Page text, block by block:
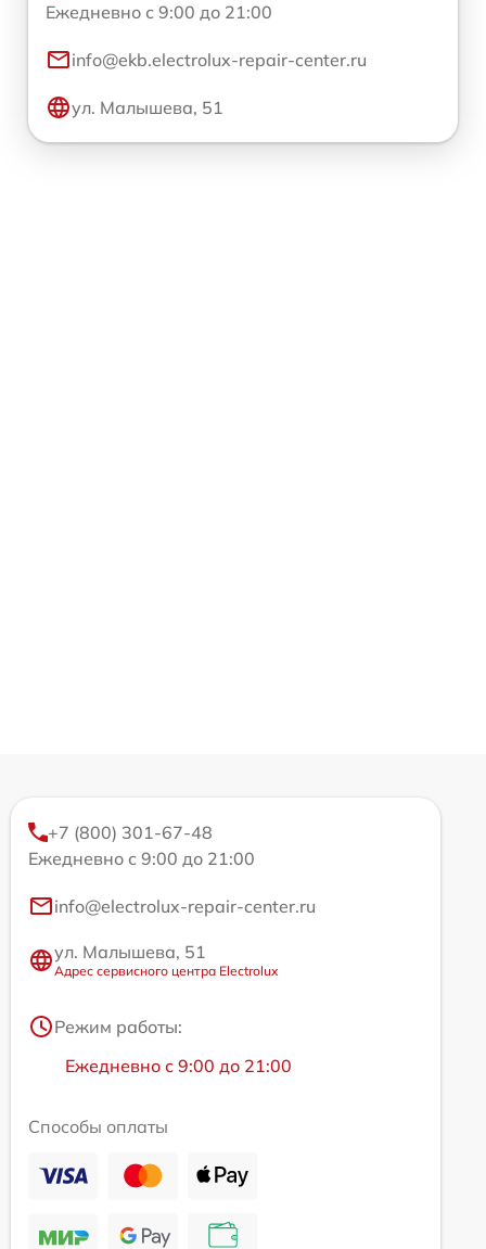
Ежедневно с 9:00 до 21:00
info@ekb.electrolux-repair-center.ru
ул. Малышева, 51
+7 (800) 301-67-48
Ежедневно с 9:00 до 21:00
info@electrolux-repair-center.ru
ул. Малышева, 51
Адрес сервисного центра Electrolux
Режим работы:
Ежедневно с 9:00 до 21:00
Способы оплаты